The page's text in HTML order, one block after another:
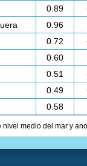
0.89
0.96
0.72
0.60
0.51
0.49
0.58
nivel medio del mar y